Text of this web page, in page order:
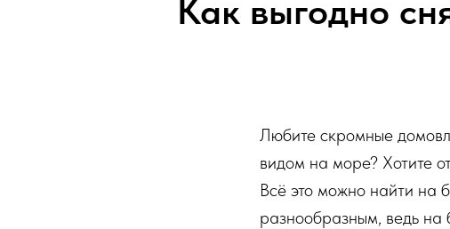
Как выгодно
Любите скромные
видом на море? Хотите
Всё это можно найти на
разнообразным, ведь